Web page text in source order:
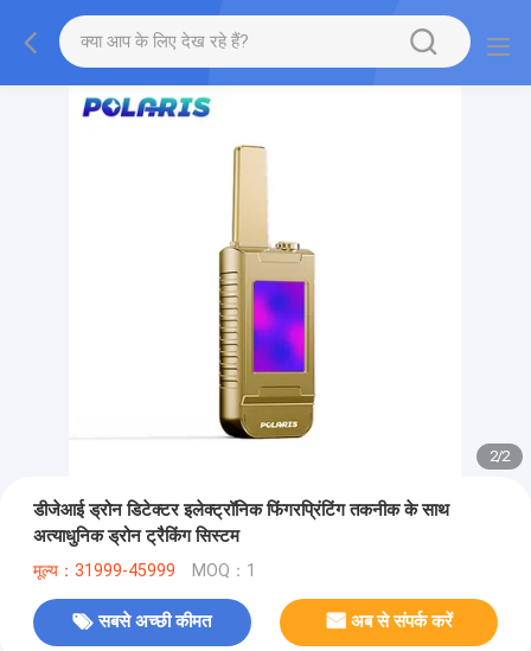
2/2
डीजेआई ड्रोन डिटेक्टर इलेक्ट्रॉनिक फिंगरप्रिंटिंग तकनीक के साथ
अत्याधुनिक ड्रोन ट्रैकिंग सिस्टम
मूल्य：31999-45999 MOQ：1
सबसे अच्छी कीमत अब से संपर्क करें